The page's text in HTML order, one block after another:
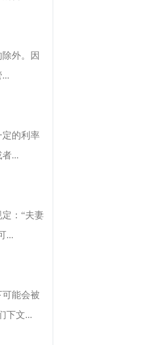
外。因
的利率
...
：“夫妻
...
能会被
下文...